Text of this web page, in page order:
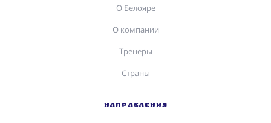
О Белояре
О компании
Тренеры
Страны
НАПРАВЛЕНИЯ